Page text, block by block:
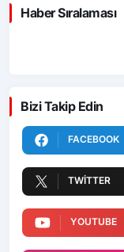
Haber Sıralaması
Bizi Takip Edin
FACEBOOK
TWITTER
YOUTUBE